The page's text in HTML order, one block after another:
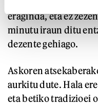
eraginda, eta ez
minutu iraun ditu
dezente gehiago.
Askoren
aurkitu dute. Hala
eta betiko tradizioei